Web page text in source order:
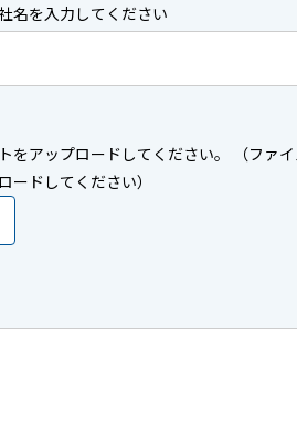
名を入力してください
をアップロードしてください。 （ファ
ードしてください）